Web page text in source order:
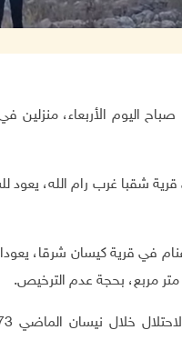
قرية شقبا غرب رام الله،
في قرية كيسان شرقا،